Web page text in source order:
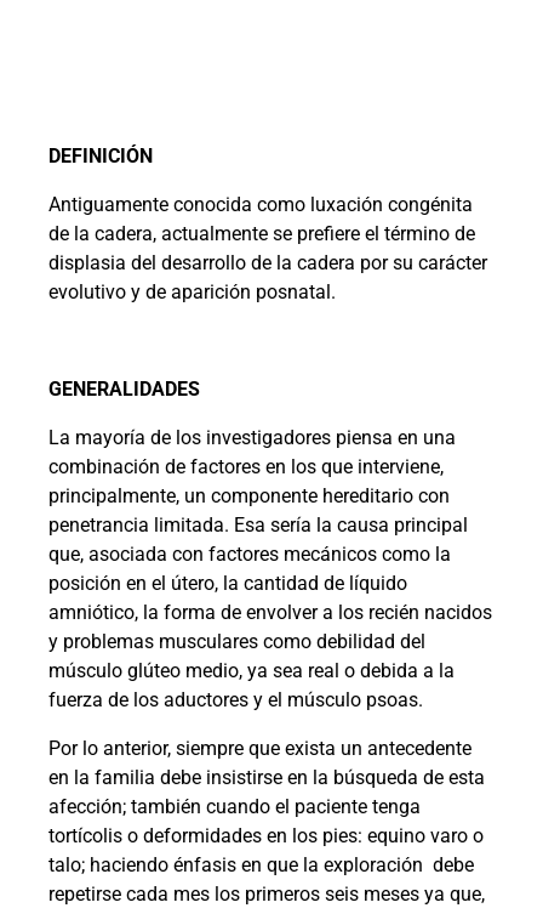
DEFINICIÓN
Antiguamente conocida como luxación congénita
de la cadera, actualmente se prefiere el término de
displasia del desarrollo de la cadera por su carácter
evolutivo y de aparición posnatal.
GENERALIDADES
La mayoría de los investigadores piensa en una
combinación de factores en los que interviene,
principalmente, un componente hereditario con
penetrancia limitada. Esa sería la causa principal
que, asociada con factores mecánicos como la
posición en el útero, la cantidad de líquido
amniótico, la forma de envolver a los recién nacidos
y problemas musculares como debilidad del
músculo glúteo medio, ya sea real o debida a la
fuerza de los aductores y el músculo psoas.
Por lo anterior, siempre que exista un antecedente
en la familia debe insistirse en la búsqueda de esta
afección; también cuando el paciente tenga
tortícolis o deformidades en los pies: equino varo o
talo; haciendo énfasis en que la exploración debe
repetirse cada mes los primeros seis meses ya que,